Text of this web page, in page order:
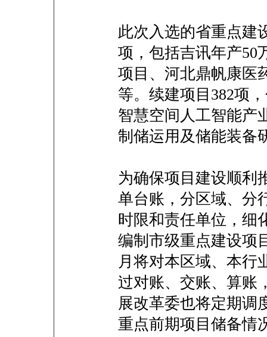
此次入选的省重点建
项，包括吉讯年产50
项目、河北鼎帆康医
等。续建项目382项
智慧空间人工智能产
制储运用及储能装备
为确保项目建设顺利
单台账，分区域、分
时限和责任单位，细
编制市级重点建设项
月将对本区域、本行
过对账、交账、算账
展改革委也将定期调
重点前期项目储备情